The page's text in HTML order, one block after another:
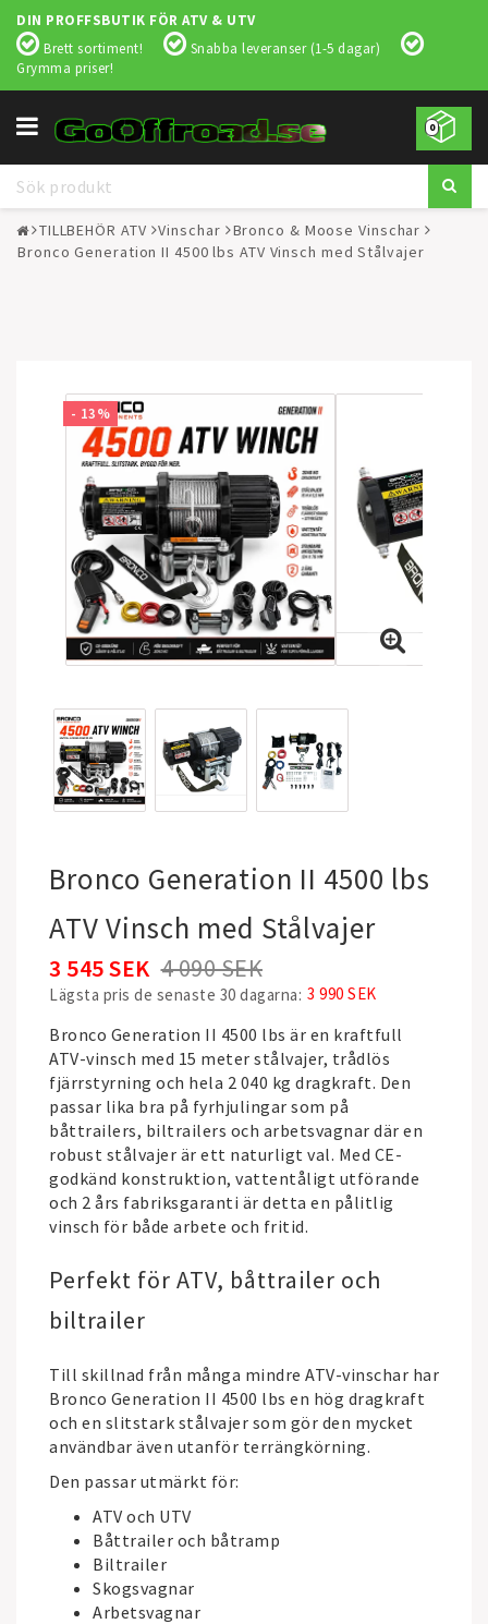
DIN PROFFSBUTIK FÖR ATV & UTV
Brett sortiment!
Snabba leveranser (1-5 dagar)
Grymma priser!
0
Toggle
navigation
TILLBEHÖR ATV Vinschar
Bronco & Moose Vinschar
Bronco Generation II 4500 lbs ATV Vinsch med Stålvajer
- 13%
Bronco Generation II 4500 lbs
ATV Vinsch med Stålvajer
4 090 SEK
3 545 SEK
Lägsta pris de senaste 30 dagarna 3 990 SEK
Bronco Generation II 4500 lbs är en kraftfull
ATV-vinsch med 15 meter stålvajer, trådlös
fjärrstyrning och hela 2 040 kg dragkraft. Den
passar lika bra på fyrhjulingar som på
båttrailers, biltrailers och arbetsvagnar där en
robust stålvajer är ett naturligt val. Med CE-
godkänd konstruktion, vattentåligt utförande
och 2 års fabriksgaranti är detta en pålitlig
vinsch för både arbete och fritid.
Perfekt för ATV, båttrailer och
biltrailer
Till skillnad från många mindre ATV-vinschar har
Bronco Generation II 4500 lbs en hög dragkraft
och en slitstark stålvajer som gör den mycket
användbar även utanför terrängkörning.
Den passar utmärkt för:
ATV och UTV
Båttrailer och båtramp
Biltrailer
Skogsvagnar
Arbetsvagnar